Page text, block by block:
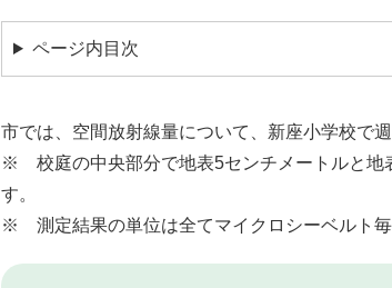
ページ内目次
市では、空間放射線量について、新座小学校で
※ 校庭の中央部分で地表5センチメートルと地
す。
※ 測定結果の単位は全てマイクロシーベルト毎